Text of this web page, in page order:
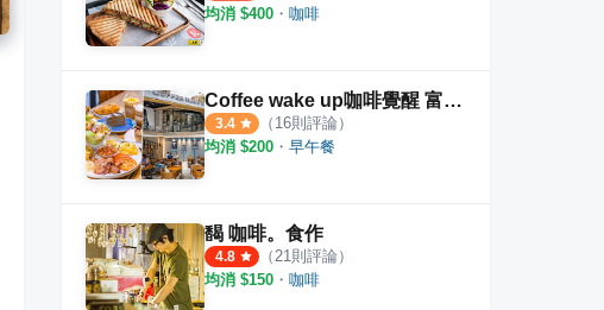
均消 $400 ・ 咖啡
Coffee wake up咖啡覺醒 富國店
3.4 （ 16則評論）
均消 $200 ・ 早午餐
馤 咖啡。食作
4.8 （ 21 則評論）
均消 $150 ・ 咖啡